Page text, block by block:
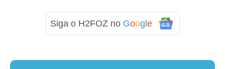
Siga o H2FOZ no Goog e